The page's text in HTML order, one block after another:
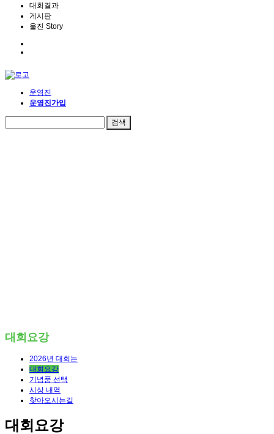
대회결과
게시판
울진 Story
운영진
운영진가입
대회요강
2026년 대회는
대회요강
기념품 선택
시상 내역
찾아오시는길
대회요강